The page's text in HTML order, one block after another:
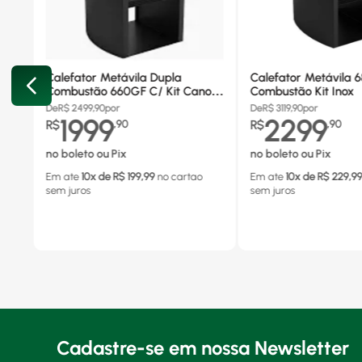
Calefator Metávila Dupla
Combustão 660GF C/ Kit Canos
Inox
DeR$ 2499,90por
R$1999,90
no boleto ou Pix
Em ate 10x de R$ 199,99 no cartao
sem juros
Calefator Metávila
Combustão Kit Inox
DeR$3119,90por
R$2299,90
no boleto ou Pix
Em ate 10x de R$ 229,99
sem juros
Cadastre-se em nossa Newsletter